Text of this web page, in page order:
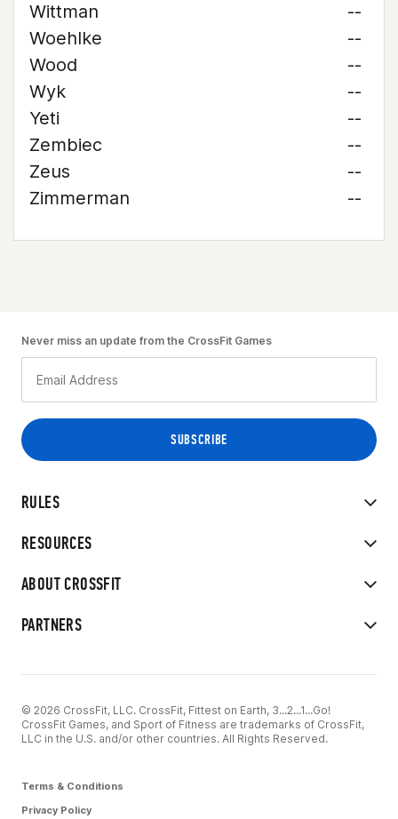
Wittman
--
Woehlke
--
Wood
--
Wyk
--
Yeti
--
Zembiec
--
Zeus
--
Zimmerman
--
RULES
RESOURCES
ABOUT CROSSFIT
PARTNERS
Never miss an update from the CrossFit Games
© 2026 CrossFit, LLC. CrossFit, Fittest on Earth, 3...2...1...Go!
CrossFit Games, and Sport of Fitness are trademarks of CrossFit,
LLC in the U.S. and/or other countries. All Rights Reserved.
Terms & Conditions
Privacy Policy